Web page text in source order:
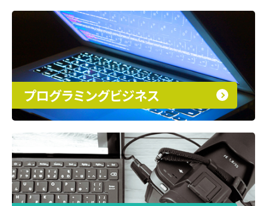
プログラミングビジネス